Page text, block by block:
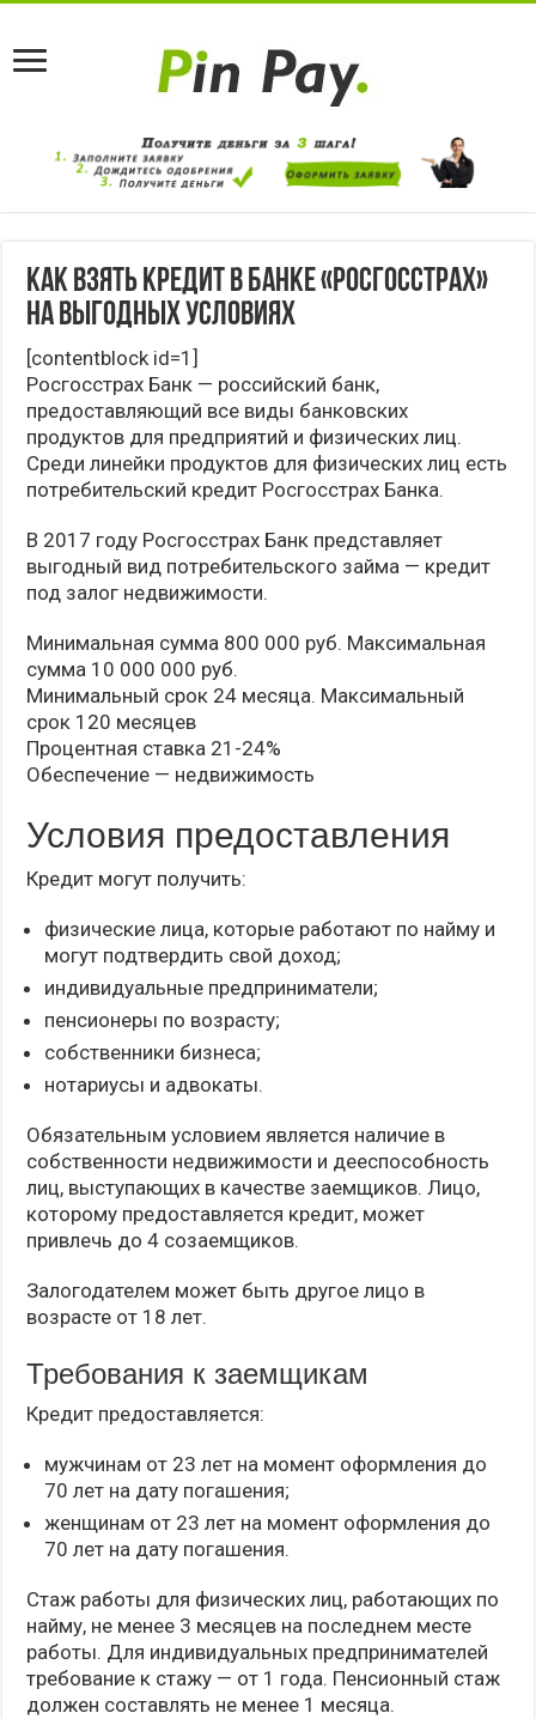
Как взять кредит в банке «Росгосстрах»
на выгодных условиях
[contentblock id=1]
Росгосстрах Банк — российский банк,
предоставляющий все виды банковских
продуктов для предприятий и физических лиц.
Среди линейки продуктов для физических лиц есть
потребительский кредит Росгосстрах Банка.
В 2017 году Росгосстрах Банк представляет
выгодный вид потребительского займа — кредит
под залог недвижимости.
Минимальная сумма 800 000 руб. Максимальная
сумма 10 000 000 руб.
Минимальный срок 24 месяца. Максимальный
срок 120 месяцев
Процентная ставка 21-24%
Обеспечение — недвижимость
Условия предоставления
Кредит могут получить:
физические лица, которые работают по найму и
могут подтвердить свой доход;
индивидуальные предприниматели;
пенсионеры по возрасту;
собственники бизнеса;
нотариусы и адвокаты.
Обязательным условием является наличие в
собственности недвижимости и дееспособность
лиц, выступающих в качестве заемщиков. Лицо,
которому предоставляется кредит, может
привлечь до 4 созаемщиков.
Залогодателем может быть другое лицо в
возрасте от 18 лет.
Требования к заемщикам
Кредит предоставляется:
мужчинам от 23 лет на момент оформления до
70 лет на дату погашения;
женщинам от 23 лет на момент оформления до
70 лет на дату погашения.
Стаж работы для физических лиц, работающих по
найму, не менее 3 месяцев на последнем месте
работы. Для индивидуальных предпринимателей
требование к стажу — от 1 года. Пенсионный стаж
должен составлять не менее 1 месяца.